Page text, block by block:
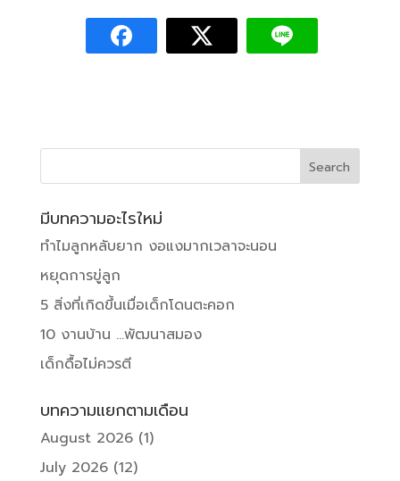
มีบทความอะไรใหม่
ทำไมลูกหลับยาก งอแงมากเวลาจะนอน
หยุดการขู่ลูก
5 สิ่งที่เกิดขึ้นเมื่อเด็กโดนตะคอก
10 งานบ้าน …พัฒนาสมอง
เด็กดื้อไม่ควรตี
บทความแยกตามเดือน
August 2026(1)
July 2026(12)